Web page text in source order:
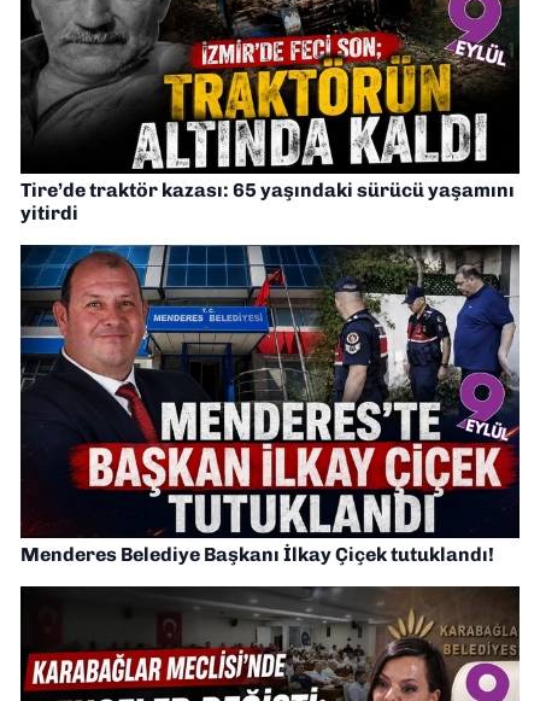
Tire’de traktör kazası: 65 yaşındaki sürücü yaşamını
yitirdi
Menderes Belediye Başkanı İlkay Çiçek tutuklandı!